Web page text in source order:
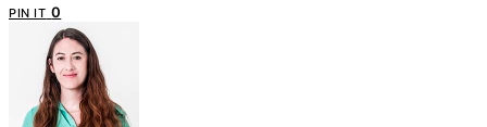
PIN IT 0